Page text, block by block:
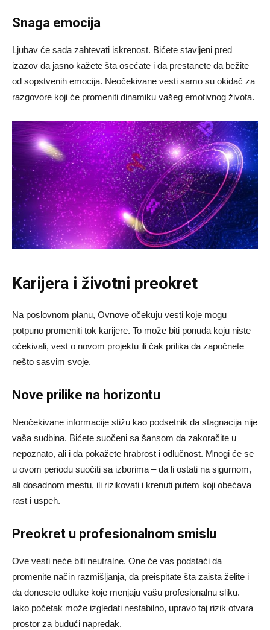
Snaga emocija
Ljubav će sada zahtevati iskrenost. Bićete stavljeni pred
izazov da jasno kažete šta osećate i da prestanete da bežite
od sopstvenih emocija. Neočekivane vesti samo su okidač za
razgovore koji će promeniti dinamiku vašeg emotivnog života.
Karijera i životni preokret
Na poslovnom planu, Ovnove očekuju vesti koje mogu
potpuno promeniti tok karijere. To može biti ponuda koju niste
očekivali, vest o novom projektu ili čak prilika da započnete
nešto sasvim svoje.
Nove prilike na horizontu
Neočekivane informacije stižu kao podsetnik da stagnacija nije
vaša sudbina. Bićete suočeni sa šansom da zakoračite u
nepoznato, ali i da pokažete hrabrost i odlučnost. Mnogi će se
u ovom periodu suočiti sa izborima – da li ostati na sigurnom,
ali dosadnom mestu, ili rizikovati i krenuti putem koji obećava
rast i uspeh.
Preokret u profesionalnom smislu
Ove vesti neće biti neutralne. One će vas podstaći da
promenite način razmišljanja, da preispitate šta zaista želite i
da donesete odluke koje menjaju vašu profesionalnu sliku.
Iako početak može izgledati nestabilno, upravo taj rizik otvara
prostor za budući napredak.